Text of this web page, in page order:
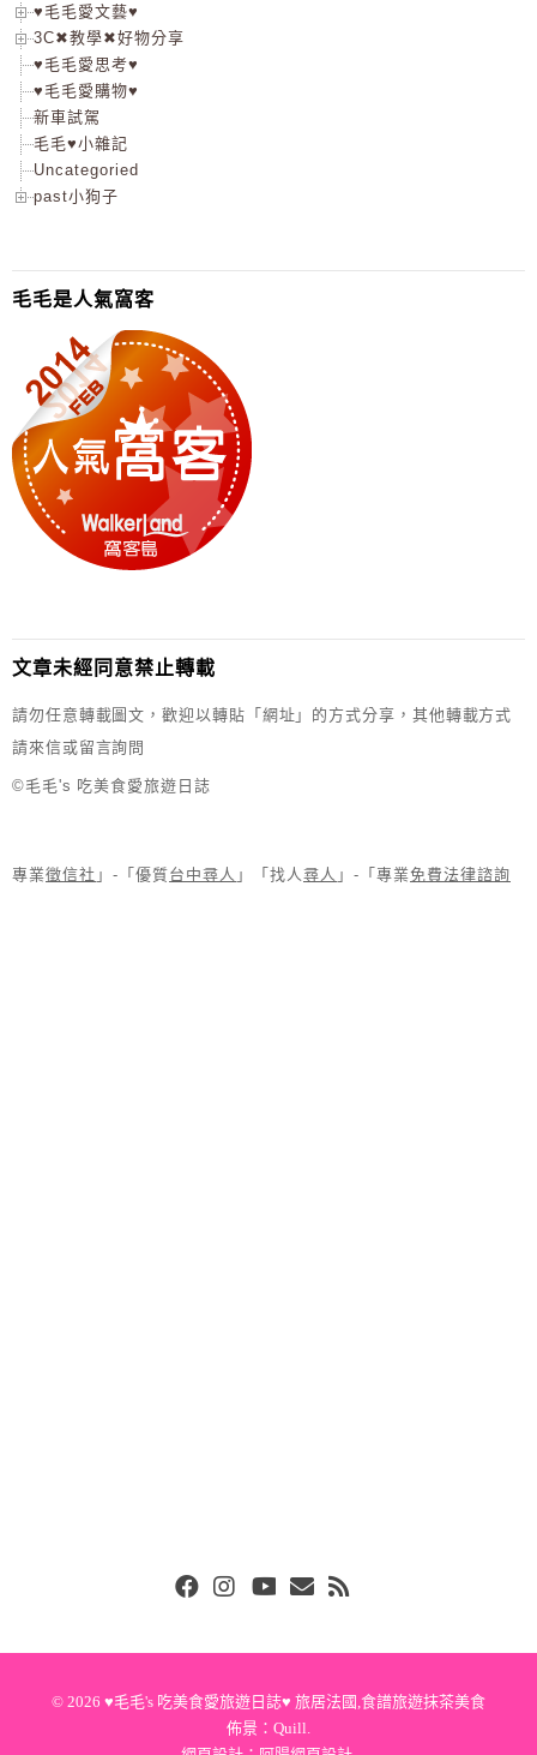
♥毛毛愛文藝♥
3C✖教學✖好物分享
♥毛毛愛思考♥
♥毛毛愛購物♥
新車試駕
毛毛♥小雜記
Uncategoried
past小狗子
毛毛是人氣窩客
文章未經同意禁止轉載
請勿任意轉載圖文，歡迎以轉貼「網址」的方式分享，其他轉載方式
請來信或留言詢問
©毛毛's 吃美食愛旅遊日誌
專業徵信社 」-「優質台中尋人 」「找人尋人 」-「專業免費法律諮詢
© 2026 ♥毛毛's 吃美食愛旅遊日誌♥ 旅居法國,食譜旅遊抹茶美食
佈景： Quill.